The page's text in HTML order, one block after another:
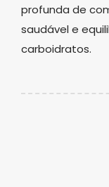
profunda de
saudável e
carboidratos.